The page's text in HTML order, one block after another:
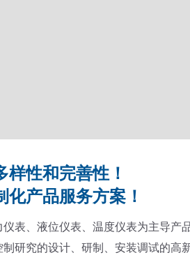
样性和完善性！
化产品服务方案！
表、液位仪表、温度仪表为主导
研究的设计、研制、安装调试的